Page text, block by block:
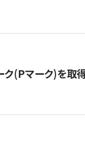
(Pマーク)を取